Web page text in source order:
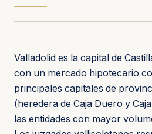
Valladolid es la capital de
con un mercado hipotecario
principales capitales de
(heredera de Caja Duero y
las entidades con mayor